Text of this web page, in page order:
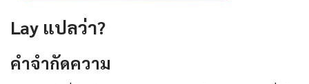
Lay แปลว่า?
คําจํากัดความ